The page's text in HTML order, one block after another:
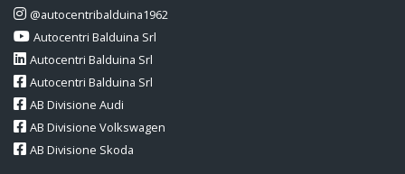
@autocentribalduina1962
Autocentri Balduina Srl
Autocentri Balduina Srl
Autocentri Balduina Srl
AB Divisione Audi
AB Divisione Volkswagen
AB Divisione Skoda